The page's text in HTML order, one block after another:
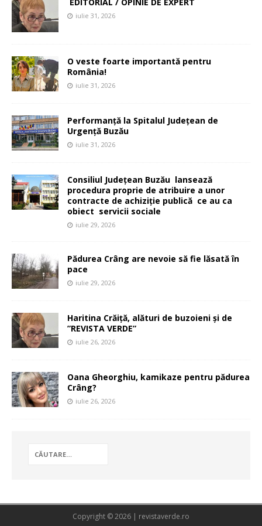
EDITORIAL / OPINIE DE EXPERT
iulie 31, 2026
O veste foarte importantă pentru
România!
iulie 31, 2026
Performanță la Spitalul Județean de
Urgență Buzău
iulie 31, 2026
Consiliul Județean Buzău lansează
procedura proprie de atribuire a unor
contracte de achiziție publică ce au ca
obiect servicii sociale
iulie 29, 2026
Pădurea Crâng are nevoie să fie lăsată în
pace
iulie 29, 2026
Haritina Crăiță, alături de buzoieni și de
”REVISTA VERDE”
iulie 26, 2026
Oana Gheorghiu, kamikaze pentru pădurea
Crâng?
iulie 26, 2026
Copyright © 2026 | revistaverde.ro